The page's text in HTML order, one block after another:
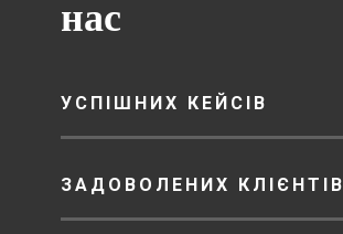
нас
УСПІШНИХ КЕЙСІВ
ЗАДОВОЛЕНИХ КЛІЄНТІВ